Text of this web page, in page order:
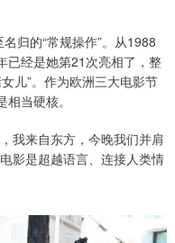
归的“常规操作”。从1988
已经是她第21次亮相了，整
儿”。作为欧洲三大电影节
当硬核。
我来自东方，今晚我们并肩
影是超越语言、连接人类情